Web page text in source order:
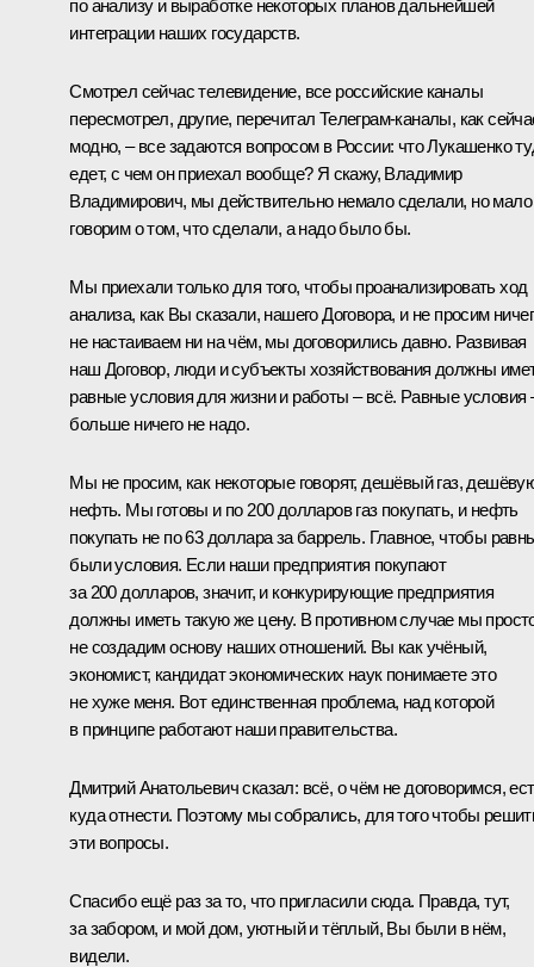
по анализу и выработке некоторых планов дальнейшей
интеграции наших государств.
Смотрел сейчас телевидение, все российские каналы
пересмотрел, другие, перечитал Телеграм-каналы, как
модно, – все задаются вопросом в России: что Лукашенко
едет, с чем он приехал вообще? Я скажу, Владимир
Владимирович, мы действительно немало сделали, но мало
говорим о том, что сделали, а надо было бы.
Мы приехали только для того, чтобы проанализировать ход
анализа, как Вы сказали, нашего Договора, и не просим
не настаиваем ни на чём, мы договорились давно. Развивая
наш Договор, люди и субъекты хозяйствования должны
равные условия для жизни и работы – всё. Равные условия
больше ничего не надо.
Мы не просим, как некоторые говорят, дешёвый газ,
нефть. Мы готовы и по 200 долларов газ покупать, и нефть
покупать не по 63 доллара за баррель. Главное, чтобы
были условия. Если наши предприятия покупают
за 200 долларов, значит, и конкурирующие предприятия
должны иметь такую же цену. В противном случае мы
не создадим основу наших отношений. Вы как учёный,
экономист, кандидат экономических наук понимаете это
не хуже меня. Вот единственная проблема, над которой
в принципе работают наши правительства.
Дмитрий Анатольевич сказал: всё, о чём не договоримся,
куда отнести. Поэтому мы собрались, для того чтобы
эти вопросы.
Спасибо ещё раз за то, что пригласили сюда. Правда, тут,
за забором, и мой дом, уютный и тёплый, Вы были в нём,
видели.